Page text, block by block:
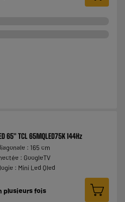
65" TCL 65MQLED75K 144Hz
: 165 cm
: GoogleTV
: Mini Led Qled
plusieurs fois